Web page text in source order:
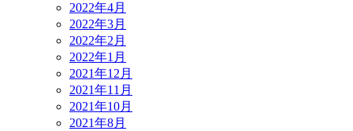
2022年4月
2022年3月
2022年2月
2022年1月
2021年12月
2021年11月
2021年10月
2021年8月